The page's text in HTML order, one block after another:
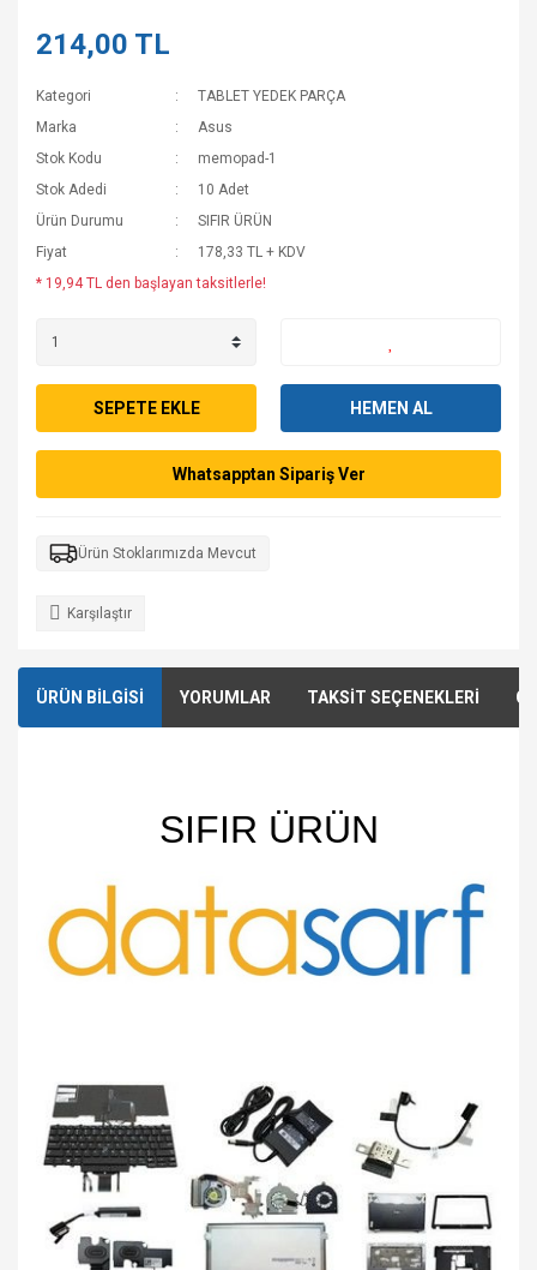
214,00 TL
Kategori
TABLET YEDEK PARÇA
Marka
Asus
Stok Kodu
memopad-1
Stok Adedi
10 Adet
Ürün Durumu
SIFIR ÜRÜN
Fiyat
178,33 TL + KDV
* 19,94 TL den başlayan taksitlerle!
SEPETE EKLE HEMEN AL
Whatsapptan Sipariş Ver
Ürün Stoklarımızda Mevcut
Karşılaştır
ÜRÜN BİLGİSİ YORUMLAR TAKSİT SEÇENEKLERİ
SIFIR ÜRÜN